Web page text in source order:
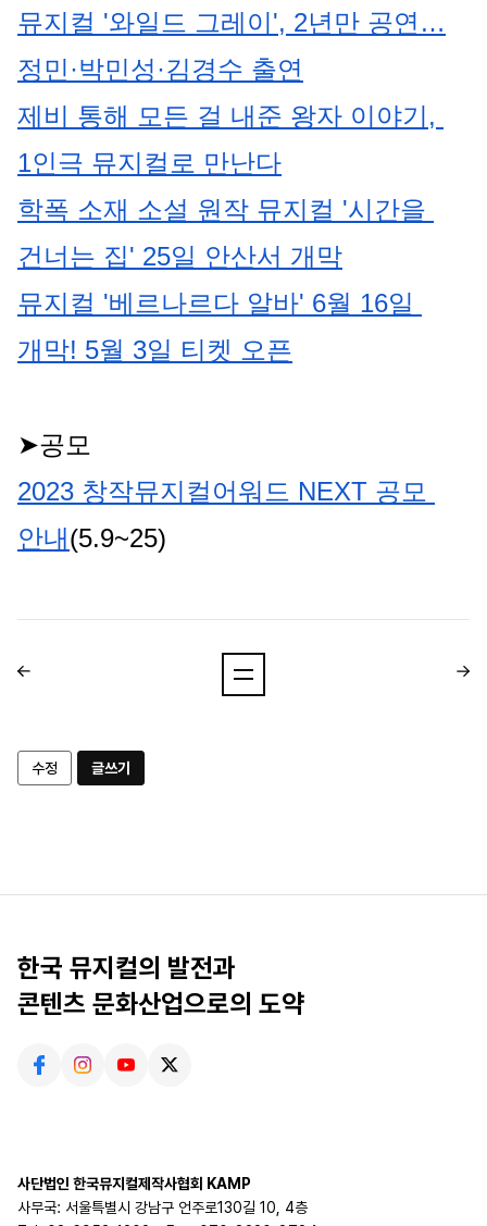
뮤지컬 '와일드 그레이', 2년만 공연…
정민·박민성·김경수 출연
제비 통해 모든 걸 내준 왕자 이야기,
1인극 뮤지컬로 만난다
학폭 소재 소설 원작 뮤지컬 '시간을
건너는 집' 25일 안산서 개막
뮤지컬 '베르나르다 알바' 6월 16일
개막! 5월 3일 티켓 오픈
➤공모
2023 창작뮤지컬어워드 NEXT 공모
안내 (5.9~25)
수정 글쓰기
한국 뮤지컬의 발전과
콘텐츠 문화산업으로의 도약
사단법인 한국뮤지컬제작사협회 KAMP
사무국: 서울특별시 강남구 언주로130길 10, 4층